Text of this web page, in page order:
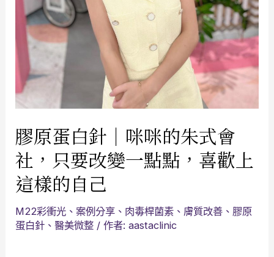
膠原蛋白針｜咪咪的朱式會
社，只要改變一點點，喜歡上
這樣的自己
M22彩衝光 、案例分享 、 肉毒桿菌素 、 膚質改善 、 膠原
蛋白針 、醫美微整 / 作者:aastaclinic